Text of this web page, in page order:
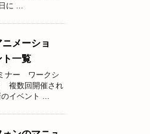
に ...
メーショ
一覧
ナー ワークシ
複数回開催され
イベント ...